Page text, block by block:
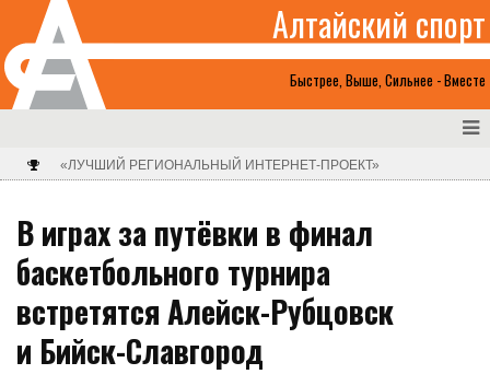
Быстрее, Выше, Сильнее - Вместе
Алтайский спорт
«ЛУЧШИЙ РЕГИОНАЛЬНЫЙ ИНТЕРНЕТ-ПРОЕКТ»
В играх за путёвки в финал
баскетбольного турнира
встретятся Алейск-Рубцовск
и Бийск-Славгород